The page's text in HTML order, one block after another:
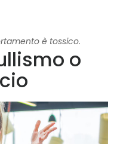
è tossico.
o